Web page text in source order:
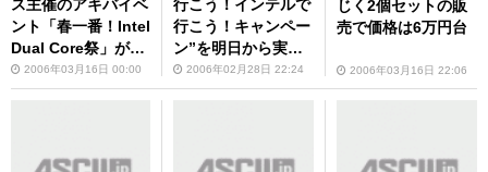
ス主催のアキバイベ
ント「春一番！Intel
Dual Core祭」が18
日(土)開催予定
2006年03月16日 00:00
行こう！インテルで
行こう！キャンペー
ン”を明日から実
施！2006年02月28日 22:24
じく2個セットの販
売で価格は6万円台
2006年03月16日 22:06